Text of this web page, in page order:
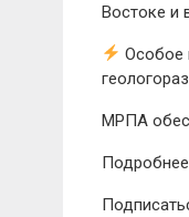
Востоке и
Особое
МРПА
Подробнее